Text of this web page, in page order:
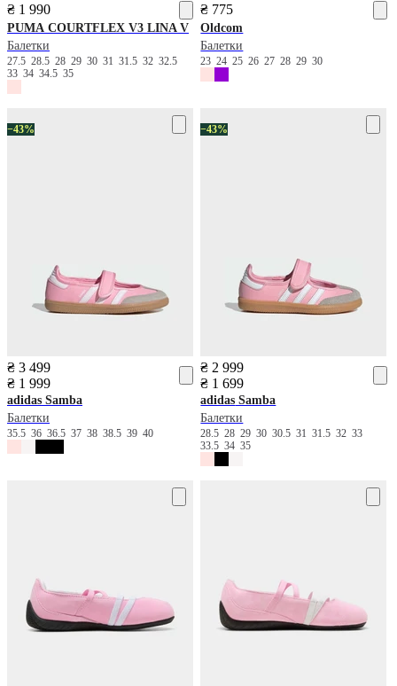
₴ 1 990
PUMA COURTFLEX V3 LINA V
Балетки
27.5 28.5 28 29 30 31 31.5 32 32.5
33 34 34.5 35
₴ 775
Oldcom
Балетки
2324252627282930
−43%
₴ 3 499
₴ 1 999
adidas Samba
Балетки
35.5 36 36.5 37 38 38.5 39 40
−43%
₴ 2 999
₴ 1 699
adidas Samba
Балетки
28.528293030.53131.53233
33.53435